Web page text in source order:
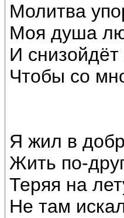
Молитва
Моя душа
И
Чтобы со
Я жил в
Жить по-
Теряя на
Не там